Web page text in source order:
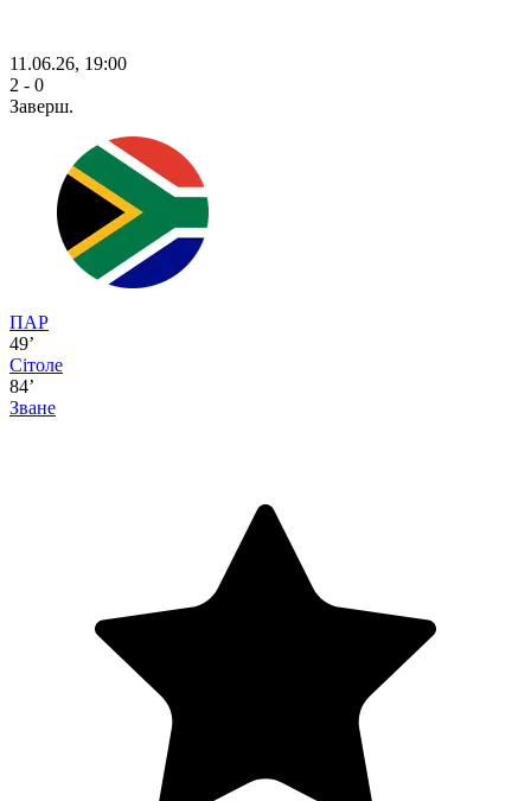
11.06.26, 19:00
2 - 0
Заверш.
ПАР
49’
Сітоле
84’
Зване